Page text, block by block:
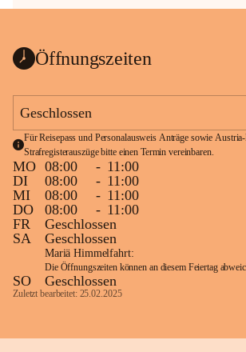
Öffnungszeiten
Geschlossen
Für Reisepass und Personalausweis Anträge sowie
Strafregisterauszüge bitte einen Termin vereinbaren.
MO 08:00 - 11:00
DI
08:00 - 11:00
MI
08:00 - 11:00
DO
08:00 - 11:00
FR
Geschlossen
SA
Geschlossen
Mariä Himmelfahrt:
Die Öffnungszeiten können an diesem Feiertag
SO Geschlossen
Zuletzt bearbeitet: 25.02.2025